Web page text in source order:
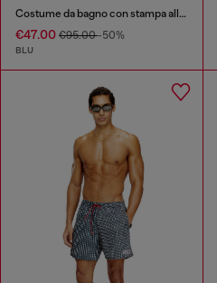
Costume da bagno con stampa all-over di tavole da surf
€47.00 €95.00-50%
BLU